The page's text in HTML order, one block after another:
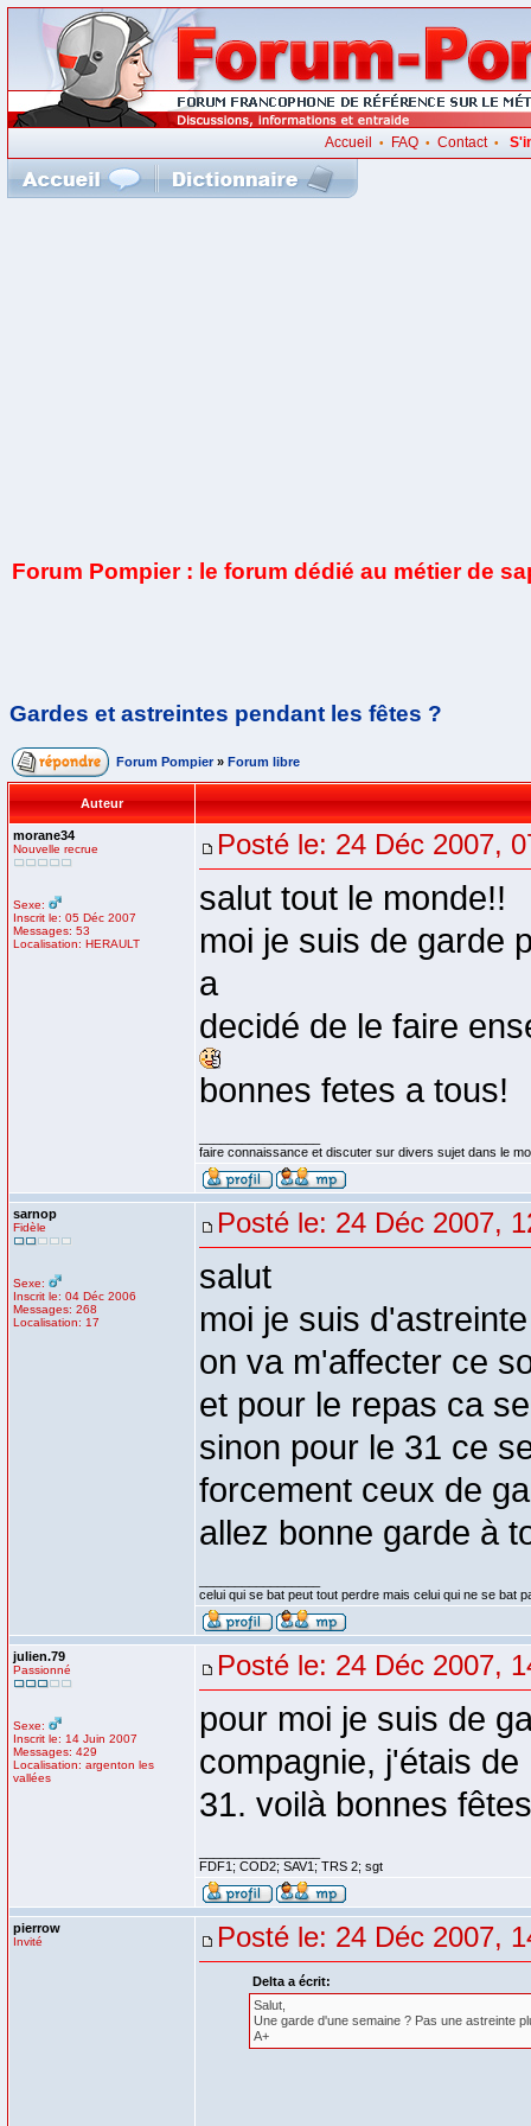
Accueil • FAQ• Contact•
Forum Pompier : le forum dédié au métier de
Gardes et astreintes pendant les fêtes ?
Forum Pompier » Forum libre
Auteur
morane34
Nouvelle recrue
Sexe:
Inscrit le: 05 Déc 2007
Messages: 53
Localisation: HERAULT
Posté le: 24 Déc 2007,
salut tout le monde!!
moi je suis de garde
a
decidé de le faire
bonnes fetes a tous!
faire connaissance et discuter sur divers sujet dans le
sarnop
Fidèle
Sexe:
Inscrit le: 04 Déc 2006
Messages: 268
Localisation: 17
Posté le: 24 Déc 2007,
salut
moi je suis
on va m'affecter ce
et pour le repas ca
sinon pour le 31 ce
forcement ceux de
allez bonne garde à
celui qui se bat peut tout perdre mais celui qui ne se bat
julien.79
Passionné
Sexe:
Inscrit le: 14 Juin 2007
Messages: 429
Localisation: argenton les
vallées
Posté le: 24 Déc 2007,
pour moi je suis de
compagnie, j'étais
31. voilà bonnes
FDF1; COD2; SAV1; TRS 2; sgt
pierrow
Invité Posté le: 24 Déc 2007,
Delta a écrit:
Salut,
Une garde d'une semaine ? Pas une astreinte
A+